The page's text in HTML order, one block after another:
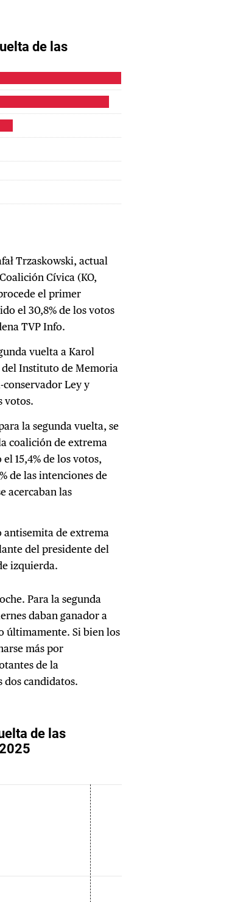
Trzaskowski, actual
Cívica (KO,
el primer
el 30,8% de los votos
TVP Info.
vuelta a Karol
Instituto de Memoria
Ley y
votos.
la segunda vuelta, se
coalición de extrema
15,4% de los votos,
de las intenciones de
acercaban las
antisemita de extrema
del presidente del
izquierda.
Para la segunda
daban ganador a
últimamente. Si bien los
más por
de la
dos candidatos.